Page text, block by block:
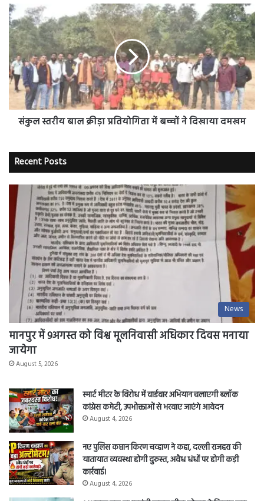
संकुल
स्तरीय
बाल
क्रीड़ा
प्रतियोगिता
में
बच्चों
ने
दिखाया
दमखम
संकुल स्तरीय बाल क्रीड़ा प्रतियोगिता में बच्चों ने दिखाया दमखम
Recent Posts
News
मानपुर में 9अगस्त को विश्व मूलनिवासी अधिकार दिवस मनाया
जायेगा
August 5, 2026
स्मार्ट मीटर के विरोध में वार्डवार अभियान चलाएगी ब्लॉक
कांग्रेस कमेटी, उपभोक्ताओं से भरवाए जाएंगे आवेदन
August 4, 2026
नए पुलिस कप्तान किरण चव्हाण ने कहा, दल्ली राजहरा की
यातायात व्यवस्था होगी दुरुस्त, अवैध धंधों पर होगी कड़ी
कार्रवाई।
August 4, 2026